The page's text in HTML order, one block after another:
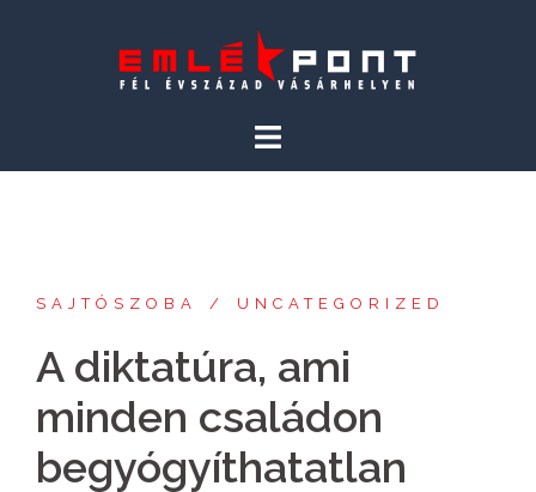
SAJTÓSZOBA UNCATEGORIZED
A diktatúra, ami
minden családon
begyógyíthatatlan